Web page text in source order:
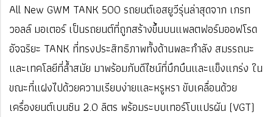
All New GWM TANK 500 รถยนต์เอสยูวีรุ่นล่าสุดจาก เกรท
วอลล์ มอเตอร์ เป็นรถยนต์ที่ถูกสร้างขึ้นบนแพลตฟอร์มออฟโรด
อัจฉริยะ TANK ที่ทรงประสิทธิภาพทั้งด้านพละกำลัง สมรรถนะ
และเทคโลยีที่ล้ำสมัย มาพร้อมกับดีไซน์ที่บึกบึนและแข็งแกร่ง ใน
ขณะที่แฝงไปด้วยความเรียบง่ายและหรูหรา ขับเคลื่อนด้วย
เครื่องยนต์เบนซิน 2.0 ลิตร พร้อมระบบเทอร์โบแปรผัน (VGT)